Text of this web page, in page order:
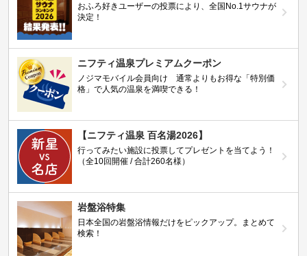
おふろ好きユーザーの投票により、全国No.1サウナが
決定！
ニフティ温泉プレミアムクーポン
ノジマモバイル会員向け 通常よりもお得な「特別価
格」で人気の温泉を満喫できる！
【ニフティ温泉 百名湯2026】
行ってみたい施設に投票してプレゼントを当てよう！
（全10回開催 / 合計260名様）
岩盤浴特集
日本全国の岩盤浴情報だけをピックアップ。まとめて
検索！